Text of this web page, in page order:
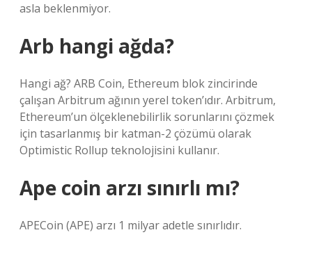
asla beklenmiyor.
Arb hangi ağda?
Hangi ağ? ARB Coin, Ethereum blok zincirinde
çalışan Arbitrum ağının yerel token’ıdır. Arbitrum,
Ethereum’un ölçeklenebilirlik sorunlarını çözmek
için tasarlanmış bir katman-2 çözümü olarak
Optimistic Rollup teknolojisini kullanır.
Ape coin arzı sınırlı mı?
APECoin (APE) arzı 1 milyar adetle sınırlıdır.